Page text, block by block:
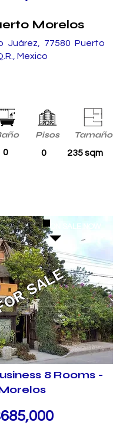
Morelos
Juárez, 77580 Puerto
Mexico
Pisos Tamaño
0 0 235 sqm
ON SALE NOW
SALE
8 Rooms -